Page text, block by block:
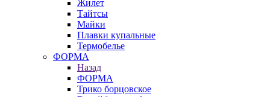
Жилет
Тайтсы
Майки
Плавки купальные
Термобелье
ФОРМА
Назад
ФОРМА
Трико борцовское